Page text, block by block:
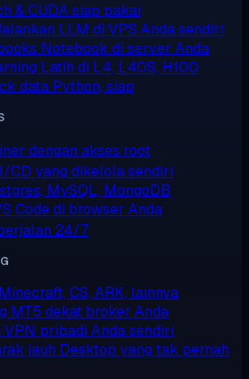
& CUDA siap pakai
LLM di VPS Anda sendiri
Notebook di server Anda
Latih di L4, L40S, H100
data Python, siap
dengan akses root
CD yang dikelola sendiri
MySQL, MongoDB
Code di browser Anda
24/7
Minecraft, CS, ARK, lainnya
MT5 dekat broker Anda
VPN pribadi Anda sendiri
jauh Desktop yang tak pernah